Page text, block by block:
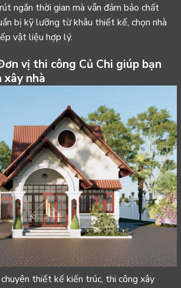
ngắn thời gian mà vẫn đảm bảo chất
bị kỹ lưỡng từ khâu thiết kế, chọn nhà
vật liệu hợp lý.
vị thi công Củ Chi giúp bạn
nhà
thiết kế kiến trúc, thi công xây